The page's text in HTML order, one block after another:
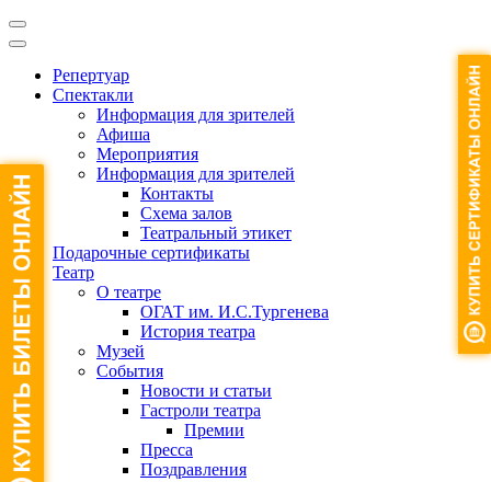
Репертуар
Спектакли
Информация для зрителей
Афиша
Мероприятия
Информация для зрителей
Контакты
Схема залов
Театральный этикет
Подарочные сертификаты
Театр
О театре
ОГАТ им. И.С.Тургенева
История театра
Музей
События
Новости и статьи
Гастроли театра
Премии
Пресса
Поздравления